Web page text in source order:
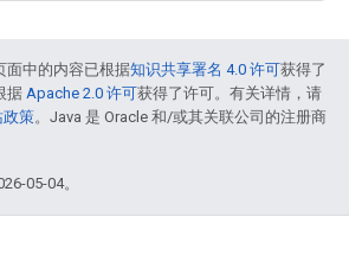
面中的内容已根据知识共享署名 4.0 许可获得了
据 Apache 2.0 许可获得了许可。有关详情，请
政策。Java 是 Oracle 和/或其关联公司的注册商
05-04。